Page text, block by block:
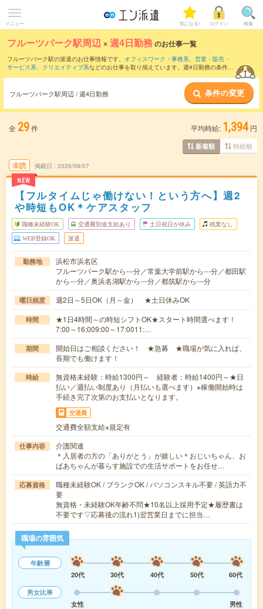
メニュー 気になる! ログイン 検索
フルーツパーク駅周辺 ×週4日勤務のお仕事一覧
フルーツパーク駅の派遣のお仕事情報です。 オフィスワーク・事務系、 営業・販売・
サービス系、 クリエイティブ系などのお仕事を取り揃えています。週4日勤務の条件の
フルーツパーク駅周辺 / 週4日勤務 条件の変更
全 29件 平均時給: 1,394 円
新着順 時給順
未読
NEW
掲載日 2026/08/07
【フルタイムじゃ働けない！という方へ】週2
や時短もOK＊ケアスタッフ
職種未経験OK 交通費別途支給あり 土日祝日が休み 残業なし
WEB登録OK 派遣
勤務地
浜松市浜名区
フルーツパーク駅から---分／常葉大学前駅から---分／都田駅
から---分／奥浜名湖駅から---分／都筑駅から---分
曜日頻度 週2日～5日OK（月～金） ★土日休みOK
時間
★1日4時間～の時短シフトOK★スタート時間選べます！
7:00～16:009:00～17:0011:…
期間
開始日はご相談ください！ ★急募 ★職場が気に入れば、
長期でも働けます！
時給
無資格未経験：時給1300円～ 経験者：時給1400円～★日
払い／週払い制度あり（月払いも選べます）※稼働開始時は
手続き完了次第のお支払いとなります。
交通費
交通費全額支給※規定有
仕事内容
介護関連
＊入居者の方の「ありがとう」が嬉しい＊おじいちゃん、お
ばあちゃんが暮らす施設での生活サポートをお任せ…
応募資格
職種未経験OK / ブランクOK / パソコンスキル不要 / 英語力不
要
無資格・未経験OK年齢不問★10名以上採用予定★履歴書は
不要です▽応募後の流れ1)翌営業日までに担当…
職場の雰囲気
年齢層
20代
30代 40代 50代
60代
男女比率
女性
男性